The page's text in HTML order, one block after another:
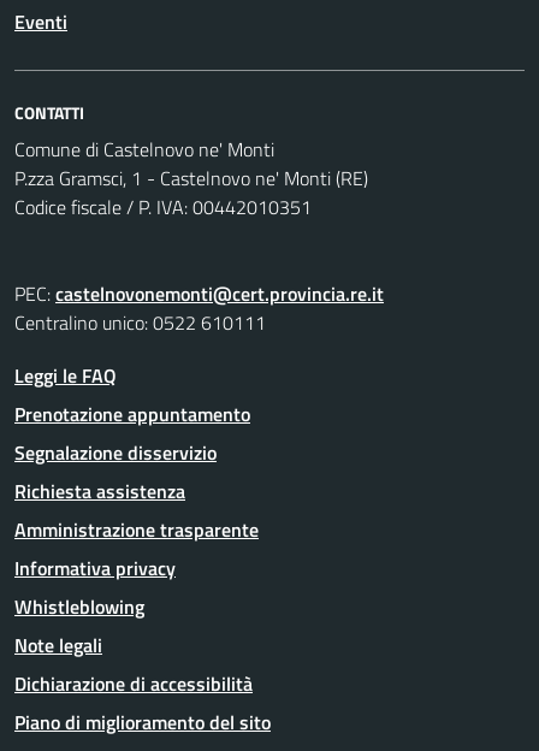
Eventi
CONTATTI
Comune di Castelnovo ne' Monti
P.zza Gramsci, 1 - Castelnovo ne' Monti (RE)
Codice fiscale / P. IVA: 00442010351
PEC:castelnovonemonti@cert.provincia.re.it
Centralino unico: 0522 610111
Leggi le FAQ
Prenotazione appuntamento
Segnalazione disservizio
Richiesta assistenza
Amministrazione trasparente
Informativa privacy
Whistleblowing
Note legali
Dichiarazione di accessibilità
Piano di miglioramento del sito